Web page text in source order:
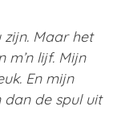
Maar het
m’n lijf. Mijn
En mijn
de spul uit